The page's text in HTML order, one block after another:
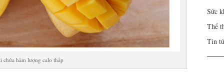
chứa hàm lượng calo thấp
Sức
Thể
Tin